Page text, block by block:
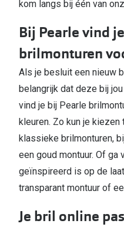
kom langs bij één van
Bij Pearle vind
brilmonturen
Als je besluit een nieuw
belangrijk dat deze bij
vind je bij Pearle
kleuren. Zo kun je
klassieke brilmonturen,
een goud montuur. Of ga
geïnspireerd is op de
transparant montuur of
Je bril online